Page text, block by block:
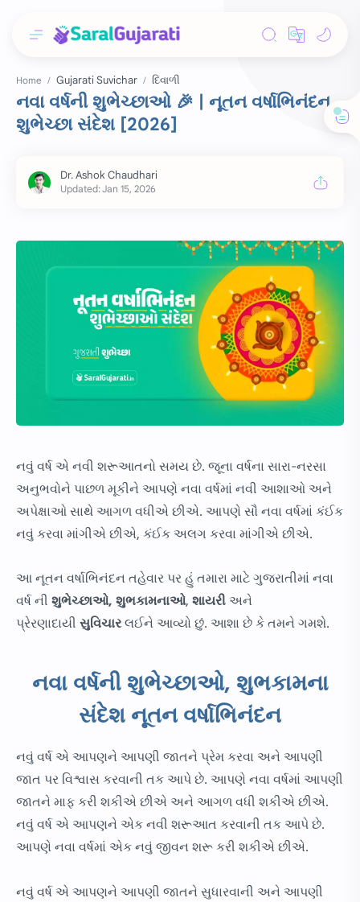
Home Gujarati Suvichar દિવાળી
નવા વર્ષની શુભેચ્છાઓ 🎉 | નૂતન વર્ષાભિનંદન
શુભેચ્છા સંદેશ [2026]
નવું વર્ષ એ નવી શરૂઆતનો સમય છે. જૂના વર્ષના સારા-નરસા
અનુભવોને પાછળ મૂકીને આપણે નવા વર્ષમાં નવી આશાઓ અને
અપેક્ષાઓ સાથે આગળ વધીએ છીએ. આપણે સૌ નવા વર્ષમાં કંઈક
નવું કરવા માંગીએ છીએ, કંઈક અલગ કરવા માંગીએ છીએ.
આ નૂતન વર્ષાભિનંદન તહેવાર પર હું તમારા માટે ગુજરાતીમાં નવા
વર્ષ ની શુભેચ્છાઓ, શુભકામનાઓ, શાયરી અને
પ્રેરણાદાયી સુવિચારલઈને આવ્યો છું. આશા છે કે તમને ગમશે.
નવા વર્ષની શુભેચ્છાઓ, શુભકામના
સંદેશ નૂતન વર્ષાભિનંદન
નવું વર્ષ એ આપણને આપણી જાતને પ્રેમ કરવા અને આપણી
જાત પર વિશ્વાસ કરવાની તક આપે છે. આપણે નવા વર્ષમાં આપણી
જાતને માફ કરી શકીએ છીએ અને આગળ વધી શકીએ છીએ.
નવું વર્ષ એ આપણને એક નવી શરૂઆત કરવાની તક આપે છે.
આપણે નવા વર્ષમાં એક નવું જીવન શરૂ કરી શકીએ છીએ.
નવું વર્ષ એ આપણને આપણી જાતને સુધારવાની અને આપણી